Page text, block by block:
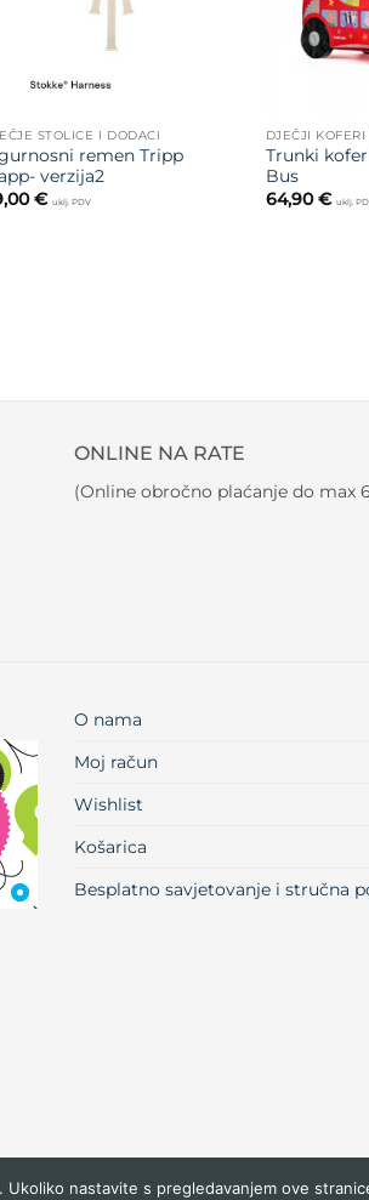
STOLICE I DODACI
remen Tripp
verzija2
€ uklj. PDV
DJEČJI
Trunki
Bus
64,90€ uklj.
ONLINE NA RATE
(Online obročno plaćanje do max
O nama
Moj račun
Wishlist
Košarica
Besplatno savjetovanje i stručna
nastavite s pregledavanjem ove